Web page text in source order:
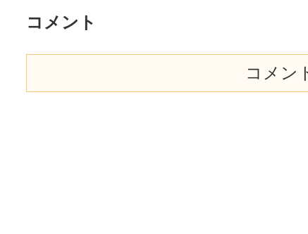
コメント
コメン